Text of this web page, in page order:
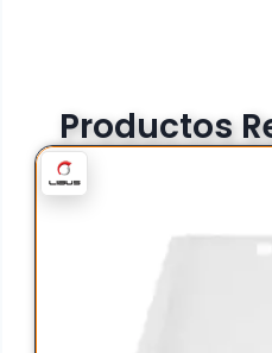
Productos